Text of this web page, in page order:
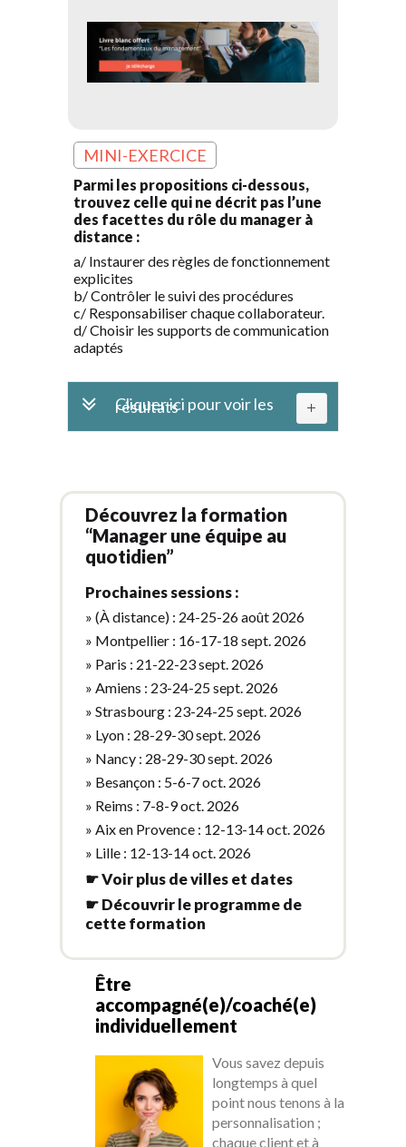
MINI-EXERCICE
Parmi les propositions ci-dessous,
trouvez celle qui ne décrit pas l’une
des facettes du rôle du manager à
distance :
a/ Instaurer des règles de fonctionnement
explicites
b/ Contrôler le suivi des procédures
c/ Responsabiliser chaque collaborateur.
d/ Choisir les supports de communication
adaptés
Cliquer ici pour voir les
résultats
Découvrez la formation
“Manager une équipe au
quotidien”
Prochaines sessions :
» (À distance) : 24-25-26 août 2026
» Montpellier : 16-17-18 sept. 2026
» Paris : 21-22-23 sept. 2026
» Amiens : 23-24-25 sept. 2026
» Strasbourg : 23-24-25 sept. 2026
» Lyon : 28-29-30 sept. 2026
» Nancy : 28-29-30 sept. 2026
» Besançon : 5-6-7 oct. 2026
» Reims : 7-8-9 oct. 2026
» Aix en Provence : 12-13-14 oct. 2026
» Lille : 12-13-14 oct. 2026
☛ Voir plus de villes et dates
☛ Découvrir le programme de
cette formation
Être
accompagné(e)/coaché(e)
individuellement
Vous savez depuis
longtemps à quel
point nous tenons à la
personnalisation ;
chaque client et à